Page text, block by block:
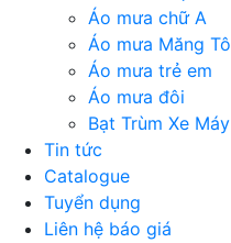
Áo mưa chữ A
Áo mưa Măng Tô
Áo mưa trẻ em
Áo mưa đôi
Bạt Trùm Xe Máy
Tin tức
Catalogue
Tuyển dụng
Liên hệ báo giá